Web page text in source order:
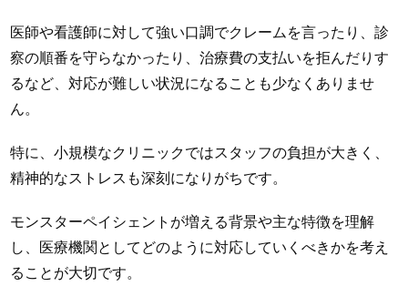
医師や看護師に対して強い口調でクレームを言ったり、診
察の順番を守らなかったり、治療費の支払いを拒んだりす
るなど、対応が難しい状況になることも少なくありませ
ん。
特に、小規模なクリニックではスタッフの負担が大きく、
精神的なストレスも深刻になりがちです。
モンスターペイシェントが増える背景や主な特徴を理解
し、医療機関としてどのように対応していくべきかを考え
ることが大切です。